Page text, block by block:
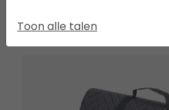
SEEK THE FULL EXPERIENCE
Toon alle talen